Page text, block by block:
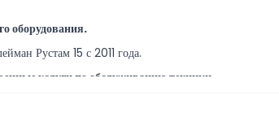
оборудования.
Рустам 15 с 2011 года.
услуги по обслуживанию техники.